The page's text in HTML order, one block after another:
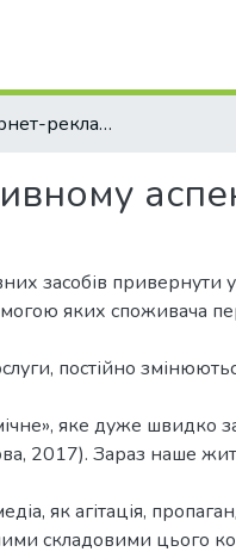
Функції інтернет-реклами у комунікативному аспекті
засобів привернути
яких споживача
постійно
яке дуже швидко
2017). Зараз наше
як агітація,
складовими цього